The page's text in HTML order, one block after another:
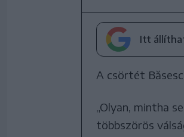
Itt
A csörtét
„Olyan, mintha
többszörös